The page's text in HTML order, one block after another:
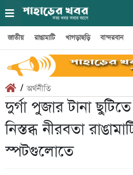
জাতীয় রাঙামাটি খাগড়াছড়ি বান্দরবান
/অর্থনীতি
দুর্গা পুজার টানা
নিস্তব্ধ নীরবতা
স্পটগুলোতে